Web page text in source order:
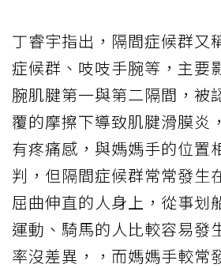
丁睿宇指出，隔間症候群又
症候群、吱吱手腕等，主要
腕肌腱第一與第二隔間，被
覆的摩擦下導致肌腱滑膜炎
有疼痛感，與媽媽手的位置
判，但隔間症候群常常發生
屈曲伸直的人身上，從事划
運動、騎馬的人比較容易發
率沒差異，，而媽媽手較常